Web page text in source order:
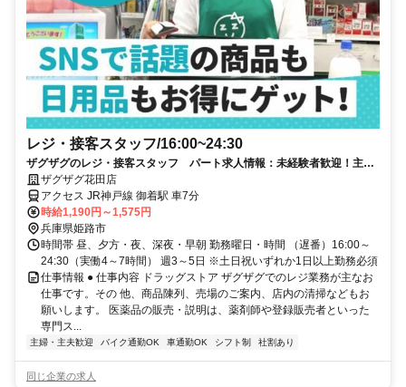
レジ・接客スタッフ/16:00~24:30
ザグザグのレジ・接客スタッフ パート求人情報：未経験者歓迎！主
婦、フリーターの方、活躍中♪
ザグザグ花田店
アクセス JR神戸線 御着駅 車7分
時給1,190円～1,575円
兵庫県姫路市
時間帯 昼、夕方・夜、深夜・早朝 勤務曜日・時間 （遅番）16:00～
24:30（実働4～7時間） 週3～5日 ※土日祝いずれか1日以上勤務必須
仕事情報 ● 仕事内容 ドラッグストア ザグザグでのレジ業務が主なお
仕事です。その 他、商品陳列、売場のご案内、店内の清掃などもお
願いします。 医薬品の販売・説明は、薬剤師や登録販売者といった
専門ス...
主婦・主夫歓迎 バイク通勤OK 車通勤OK シフト制 社割あり
同じ企業の求人